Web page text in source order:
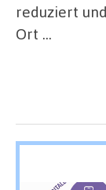
reduziert
Ort …